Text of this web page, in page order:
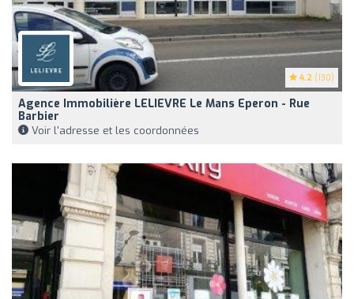
4.2 (130)
Agence Immobilière LELIEVRE Le Mans Eperon - Rue
Barbier
Voir l'adresse et les coordonnées